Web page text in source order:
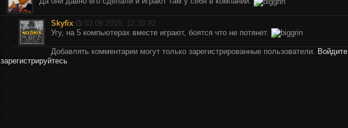
Skyfix 03.06.2015, 12:39 #2
Угу, на 5 компьютерах вместе играют, боятся что не потянет.
Добавлять комментарии могут только зарегистрированные пользователи. Войдите
зарегистрируйтесь